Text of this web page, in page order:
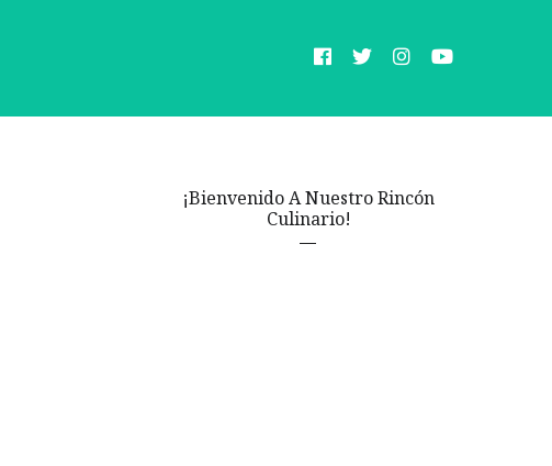
¡Bienvenido A Nuestro Rincón
Culinario!